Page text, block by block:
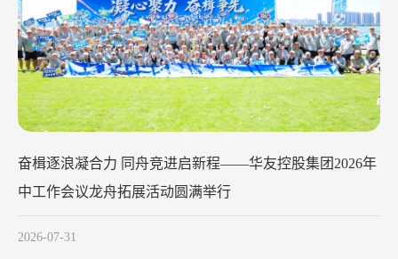
华友钴业2026年中工作会议在苏州召开